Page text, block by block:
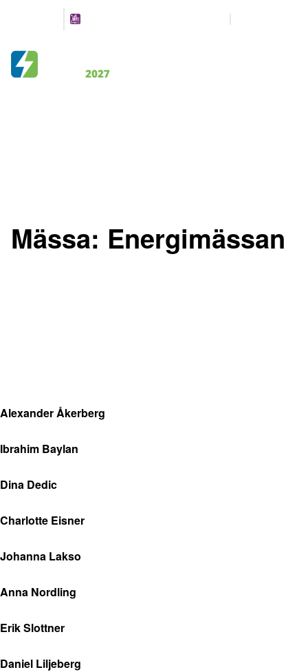
Mässa: Energimässan
Alexander Åkerberg
Ibrahim Baylan
Dina Dedic
Charlotte Eisner
Johanna Lakso
Anna Nordling
Erik Slottner
Daniel Liljeberg